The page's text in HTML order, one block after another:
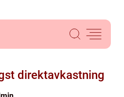
direktavkastning